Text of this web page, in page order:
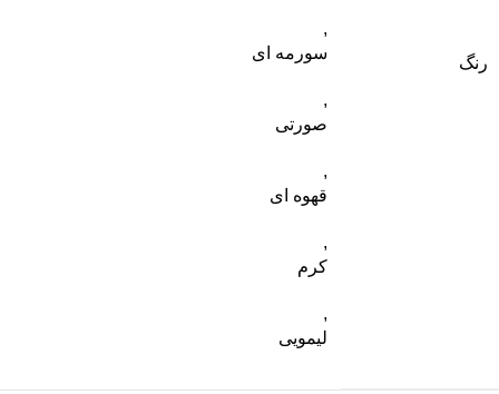
رنگ
,
سورمه ای
,
صورتی
,
قهوه ای
,
کرم
,
لیمویی